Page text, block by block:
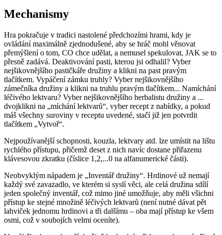
Mechanismy
Hra pokračuje v tradici nastolené předchozími hrami, kdy je
ovládání maximálně zjednodušené, aby se hráč mohl věnovat
přemýšlení o tom, CO chce udělat, a nemusel spekulovat, JAK se to
přesně zadává. Deaktivování pasti, kterou jsi odhalil? Vyber
nejšikovnějšího pastičkáře družiny a klikni na past pravým
tlačítkem. Vypáčení zámku truhly? Vyber nejšikovnějšího
zámečníka družiny a klikni na truhlu pravým tlačítkem... Namíchání
léčivého lektvaru? Vyber nejšikovnějšího herbalistu družiny a ...
dvojklikni na „míchání lektvarů“, vyber recept z nabídky, a pokud
máš všechny suroviny v receptu uvedené, stačí již jen potvrdit
tlačítkem „Vytvoř“.
Nejpoužívanější schopnosti, kouzla, lektvary atd. lze umístit na lištu
rychlého přístupu, přičemž deset z nich navíc dostane přiřazenu
klávesovou zkratku (číslice 1,2,...0 na alfanumerické části).
Neobvyklým nápadem je „Inventář družiny“. Hrdinové už nemají
každý své zavazadlo, ve kterém si syslí věci, ale celá družina sdílí
jeden společný inventář, což mimo jiné umožňuje, aby měli všichni
přístup ke stejné množině léčivých lektvarů (není nutné dávat pět
lahviček jednomu hrdinovi a tři dalšímu – oba mají přístup ke všem
osmi, což v soubojích velmi oceníte).